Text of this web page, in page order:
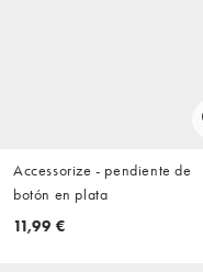
Accessorize - pendiente de
botón en plata
11,99 €